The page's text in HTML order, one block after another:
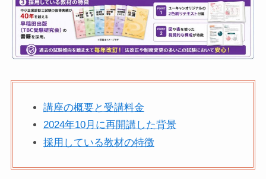
講座の概要と受講料金
2024年10月に再開講した背景
採用している教材の特徴